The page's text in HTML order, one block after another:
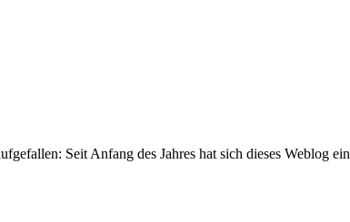
Seit Anfang des Jahres hat sich dieses Weblog